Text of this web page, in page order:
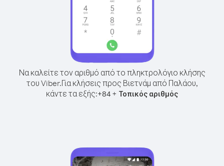
Να καλείτε τον αριθμό από το πληκτρολόγιο κλήσης
του Viber.Για κλήσεις προς Βιετνάμ από Παλάου,
κάντε τα εξής:+84 + Τοπικός αριθμός